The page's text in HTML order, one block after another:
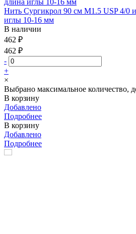
Нить Сургикрол 90 см М1.5 USP 4/0
иглы 10-16 мм
В наличии
462 ₽
462 ₽
-
+
×
Выбрано максимальное количество,
В корзину
Добавлено
Подробнее
В корзину
Добавлено
Подробнее